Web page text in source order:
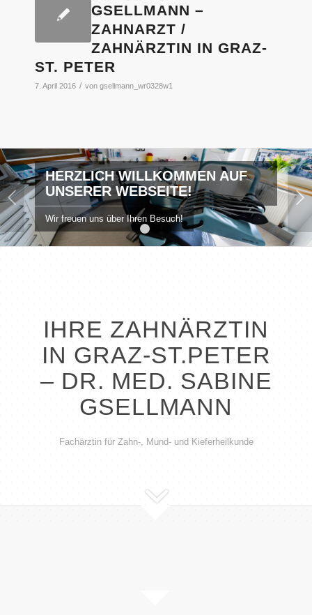
GSELLMANN –
ZAHNARZT /
ZAHNÄRZTIN IN GRAZ-
ST. PETER
7. April 2016 / von gsellmann_wr0328w1
HERZLICH WILLKOMMEN AUF
UNSERER WEBSEITE!
Wir freuen uns über Ihren Besuch!
Weiter
1 2
IHRE ZAHNÄRZTIN
IN GRAZ-ST.PETER
– DR. MED. SABINE
GSELLMANN
Fachärztin für Zahn-, Mund- und Kieferheilkunde